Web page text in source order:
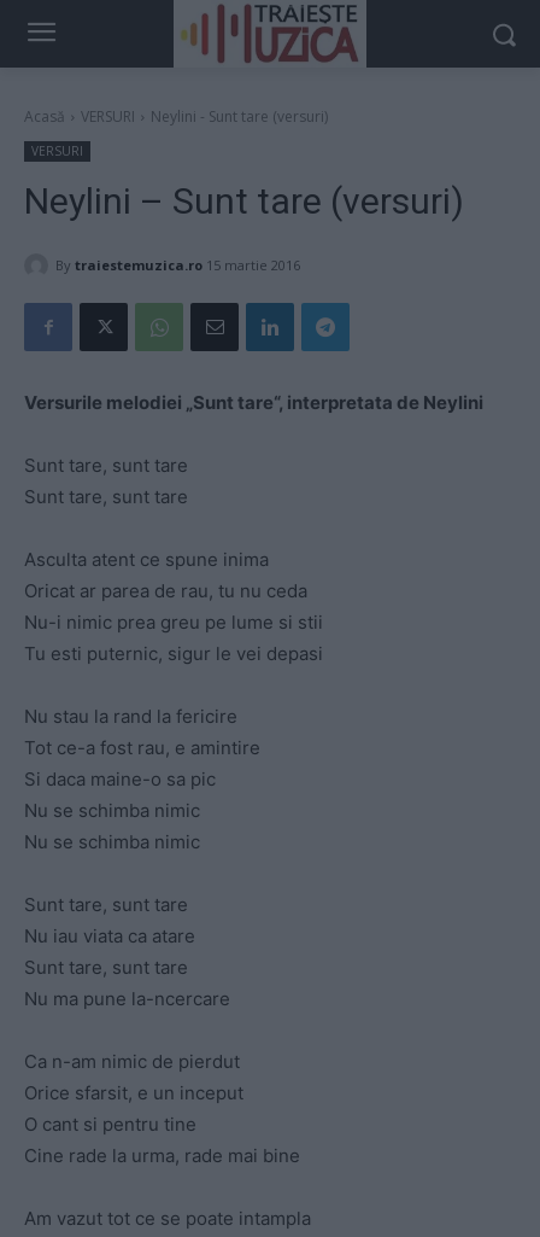
Acasă VERSURI Neylini - Sunt tare (versuri)
VERSURI
Neylini – Sunt tare (versuri)
By traiestemuzica.ro 15 martie 2016
Versurile melodiei „Sunt tare“, interpretata de Neylini
Sunt tare, sunt tare
Sunt tare, sunt tare
Asculta atent ce spune inima
Oricat ar parea de rau, tu nu ceda
Nu-i nimic prea greu pe lume si stii
Tu esti puternic, sigur le vei depasi
Nu stau la rand la fericire
Tot ce-a fost rau, e amintire
Si daca maine-o sa pic
Nu se schimba nimic
Nu se schimba nimic
Sunt tare, sunt tare
Nu iau viata ca atare
Sunt tare, sunt tare
Nu ma pune la-ncercare
Ca n-am nimic de pierdut
Orice sfarsit, e un inceput
O cant si pentru tine
Cine rade la urma, rade mai bine
Am vazut tot ce se poate intampla